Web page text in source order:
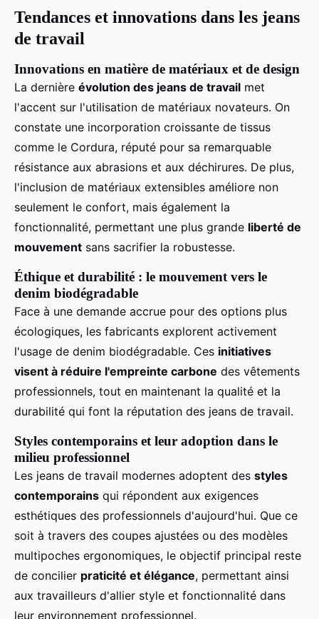
Tendances et innovations dans les jeans
de travail
Innovations en matière de matériaux et de design
La dernière évolution des jeans de travail met
l'accent sur l'utilisation de matériaux novateurs. On
constate une incorporation croissante de tissus
comme le Cordura, réputé pour sa remarquable
résistance aux abrasions et aux déchirures. De plus,
l'inclusion de matériaux extensibles améliore non
seulement le confort, mais également la
fonctionnalité, permettant une plus grande liberté de
mouvement sans sacrifier la robustesse.
Éthique et durabilité : le mouvement vers le
denim biodégradable
Face à une demande accrue pour des options plus
écologiques, les fabricants explorent activement
l'usage de denim biodégradable. Ces initiatives
visent à réduire l'empreinte carbone des vêtements
professionnels, tout en maintenant la qualité et la
durabilité qui font la réputation des jeans de travail.
Styles contemporains et leur adoption dans le
milieu professionnel
Les jeans de travail modernes adoptent des styles
contemporains qui répondent aux exigences
esthétiques des professionnels d'aujourd'hui. Que ce
soit à travers des coupes ajustées ou des modèles
multipoches ergonomiques, le objectif principal reste
de concilier praticité et élégance, permettant ainsi
aux travailleurs d'allier style et fonctionnalité dans
leur environnement professionnel.